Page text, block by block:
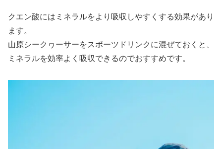
クエン酸にはミネラルをより吸収しやすくする効果があり
ます。
山原シークヮーサーをスポーツドリンクに混ぜておくと、
ミネラルを効率よく吸収できるのでおすすめです。